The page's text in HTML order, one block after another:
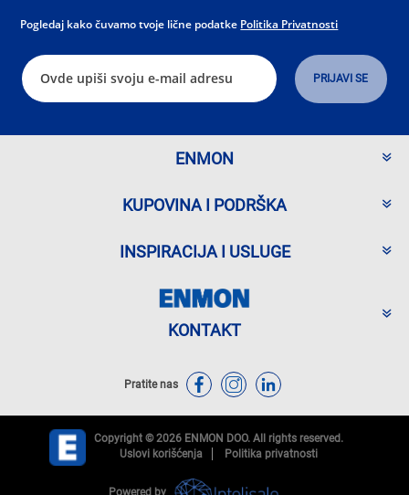
Pogledaj kako čuvamo tvoje lične podatke Politika Privatnosti
ENMON
KUPOVINA I PODRŠKA
INSPIRACIJA I USLUGE
KONTAKT
Pratite nas
Copyright © 2026 ENMON DOO. All rights reserved.
Uslovi korišćenja
Politika privatnosti